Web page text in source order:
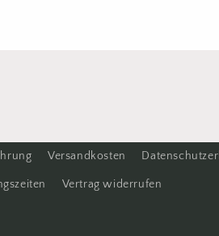
Versandkosten
Vertrag widerrufen